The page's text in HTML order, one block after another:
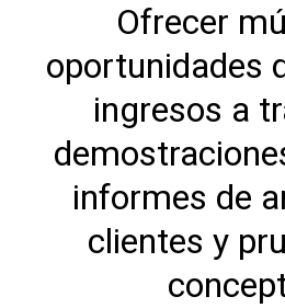
Ofrecer
oportunidades
ingresos a
informes de
clientes y